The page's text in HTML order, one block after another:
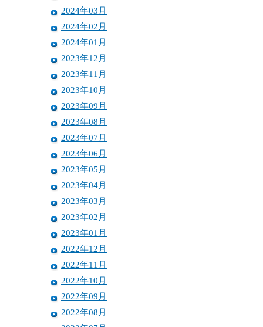
2024年03月
2024年02月
2024年01月
2023年12月
2023年11月
2023年10月
2023年09月
2023年08月
2023年07月
2023年06月
2023年05月
2023年04月
2023年03月
2023年02月
2023年01月
2022年12月
2022年11月
2022年10月
2022年09月
2022年08月